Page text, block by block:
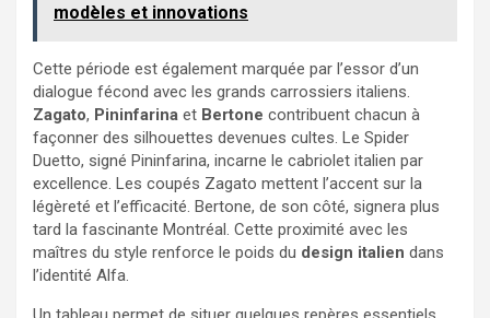
modèles et innovations
Cette période est également marquée par l’essor d’un
dialogue fécond avec les grands carrossiers italiens.
Zagato, Pininfarina et Bertone contribuent chacun à
façonner des silhouettes devenues cultes. Le Spider
Duetto, signé Pininfarina, incarne le cabriolet italien par
excellence. Les coupés Zagato mettent l’accent sur la
légèreté et l’efficacité. Bertone, de son côté, signera plus
tard la fascinante Montréal. Cette proximité avec les
maîtres du style renforce le poids du design italien dans
l’identité Alfa.